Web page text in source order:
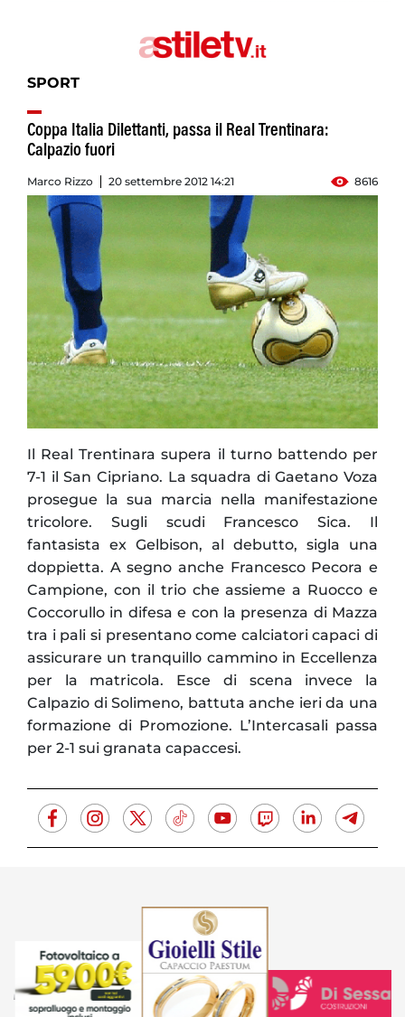
SPORT
Coppa Italia Dilettanti, passa il Real Trentinara:
Calpazio fuori
Marco Rizzo 20 settembre 2012 14:21 8616
Il Real Trentinara supera il turno battendo per
7-1 il San Cipriano. La squadra di Gaetano Voza
prosegue la sua marcia nella manifestazione
tricolore. Sugli scudi Francesco Sica. Il
fantasista ex Gelbison, al debutto, sigla una
doppietta. A segno anche Francesco Pecora e
Campione, con il trio che assieme a Ruocco e
Coccorullo in difesa e con la presenza di Mazza
tra i pali si presentano come calciatori capaci di
assicurare un tranquillo cammino in Eccellenza
per la matricola. Esce di scena invece la
Calpazio di Solimeno, battuta anche ieri da una
formazione di Promozione. L’Intercasali passa
per 2-1 sui granata capaccesi.